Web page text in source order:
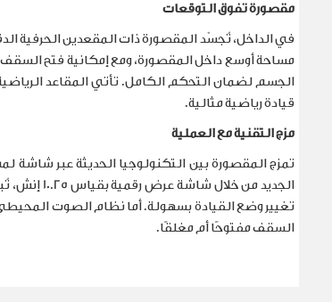
مقصورة تفوق التوقعات
في الداخل، تُجسّد المقصورة ذات المقعدين الحرفية
مساحة أوسع داخل المقصورة، ومع إمكانية فتح
الجسم لضمان التحكم الكامل. تأتي المقاعد
قيادة رياضية مثالية.
مزج التقنية مع العملية
تمزج المقصورة بين التكنولوجيا الحديثة عبر
الجديد
تغيير وضع القيادة بسهولة. أما نظام الصوت
السقف مفتوحًا أم مغلقًا.